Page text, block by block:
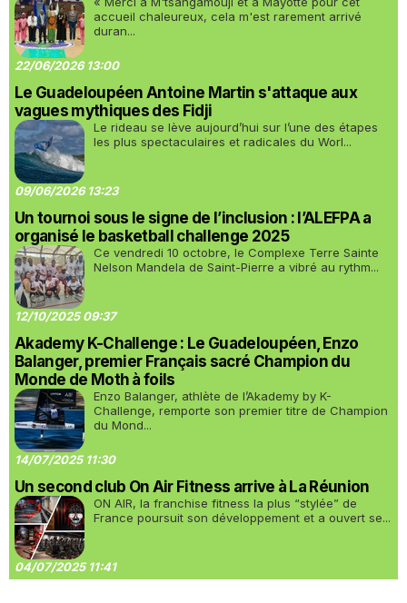
accueil chaleureux, cela m'est rarement arrivé
duran...
22/06/2026 13:00
Le Guadeloupéen Antoine Martin s'attaque aux
vagues mythiques des Fidji
Le rideau se lève aujourd’hui sur l’une des étapes
les plus spectaculaires et radicales du Worl...
09/06/2026 13:23
Un tournoi sous le signe de l’inclusion : l’ALEFPA a
organisé le basketball challenge 2025
Ce vendredi 10 octobre, le Complexe Terre Sainte
Nelson Mandela de Saint-Pierre a vibré au rythm...
12/10/2025 09:37
Akademy K-Challenge : Le Guadeloupéen, Enzo
Balanger, premier Français sacré Champion du
Monde de Moth à foils
Enzo Balanger, athlète de l’Akademy by K-
Challenge, remporte son premier titre de Champion
du Mond...
14/07/2025 11:30
Un second club On Air Fitness arrive à La Réunion
ON AIR, la franchise fitness la plus “stylée” de
France poursuit son développement et a ouvert se...
04/07/2025 11:41